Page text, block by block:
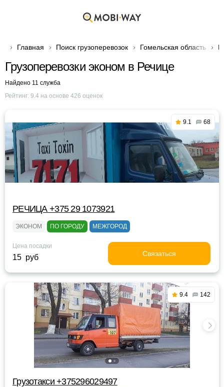
Главная Поиск грузоперевозок Гомельская область
Грузоперевозки эконом в Речице
Найдено 11 служба
Рейтинг: 9.4 на основе 426 оценок
9.1 68
РЕЧИЦА +375 29 1073921
ЭКОНОМ ПО ГОРОДУ МЕЖГОРОД
Цена посадки
15 руб Связаться
9.4 142
Грузотакси +375296029497